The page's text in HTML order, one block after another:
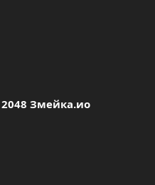
2048 Змейка.ио